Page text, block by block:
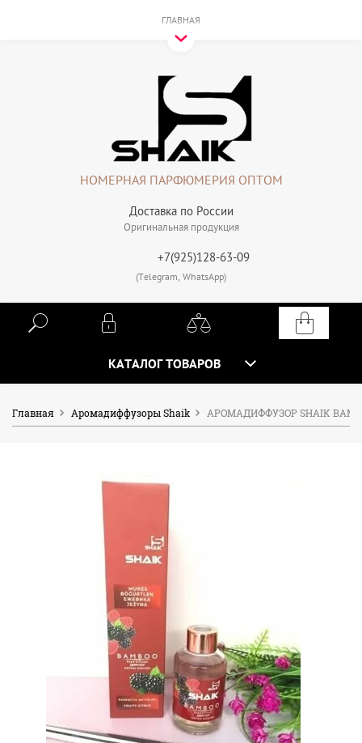
ГЛАВНАЯ
Доставка по России
Оригинальная продукция
НОМЕРНАЯ ПАРФЮМЕРИЯ ОПТОМ
+7(925)128-63-09
(Telegram, WhatsApp)
КАТАЛОГ ТОВАРОВ
Главная Аромадиффузоры Shaik АРОМАДИФФУЗОР SHAIK